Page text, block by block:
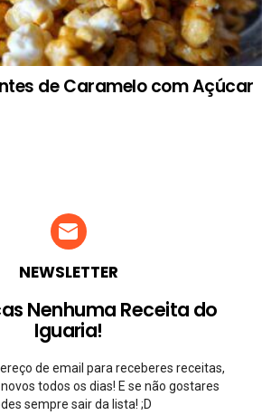
de Caramelo com Açúcar
NEWSLETTER
Nenhuma Receita do
Iguaria!
de email para receberes receitas,
todos os dias! E se não gostares
sempre sair da lista! ;D